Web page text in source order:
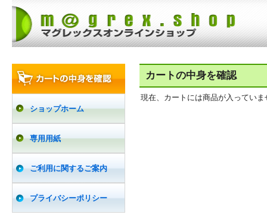
ショップホーム
専用用紙
ご利用に関するご案内
プライバシーポリシー
カートの中身を確認
現在、カートには商品が入っていま